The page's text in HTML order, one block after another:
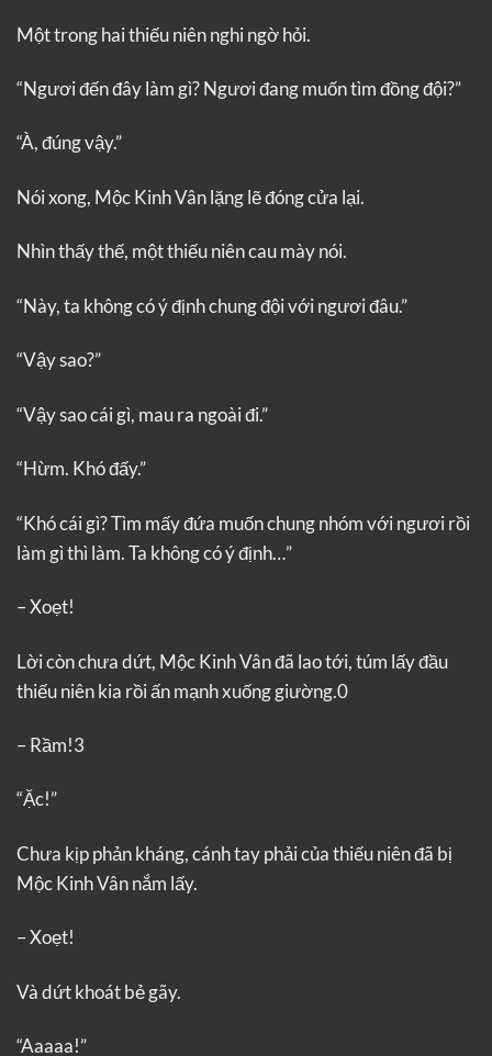
Một trong hai thiếu niên nghi ngờ hỏi.
“Ngươi đến đây làm gì? Ngươi đang muốn tìm đồng đội?”
“À, đúng vậy.”
Nói xong, Mộc Kinh Vân lặng lẽ đóng cửa lại.
Nhìn thấy thế, một thiếu niên cau mày nói.
“Này, ta không có ý định chung đội với ngươi đâu.”
“Vậy sao?”
“Vậy sao cái gì, mau ra ngoài đi.”
“Hừm. Khó đấy.”
“Khó cái gì? Tìm mấy đứa muốn chung nhóm với ngươi rồi
làm gì thì làm. Ta không có ý định…”
– Xoẹt!
Lời còn chưa dứt, Mộc Kinh Vân đã lao tới, túm lấy đầu
thiếu niên kia rồi ấn mạnh xuống giường.0
– Rầm!3
“Ặc!”
Chưa kịp phản kháng, cánh tay phải của thiếu niên đã bị
Mộc Kinh Vân nắm lấy.
– Xoẹt!
Và dứt khoát bẻ gãy.
“Aaaaa!”